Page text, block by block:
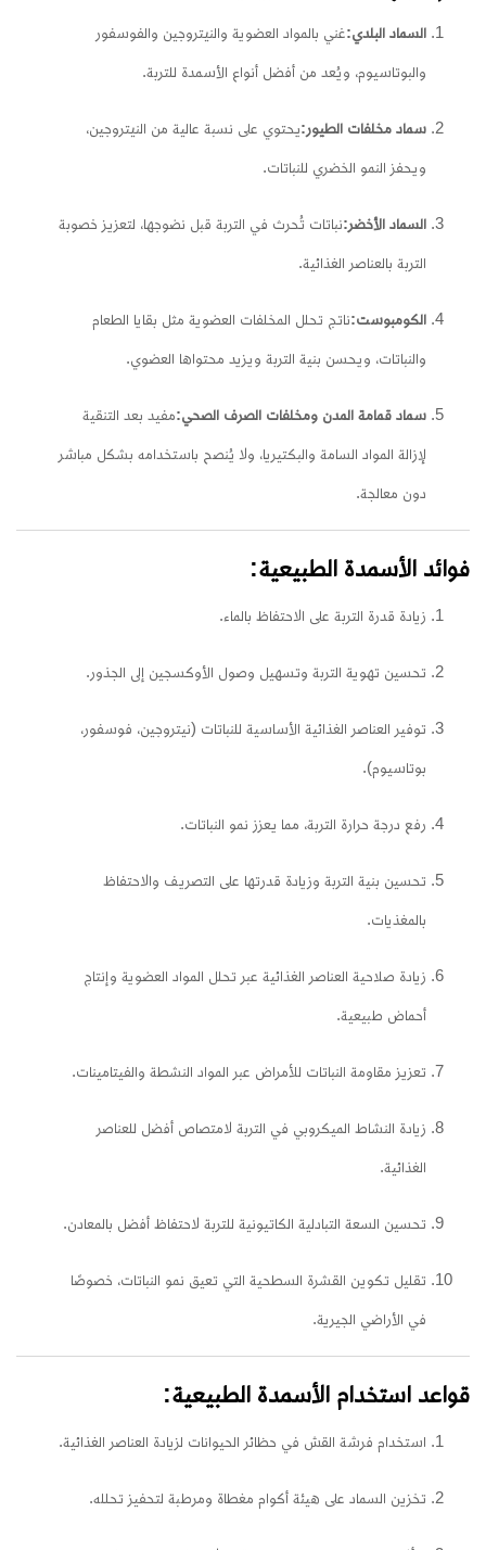
السماد البلدي:غني بالمواد العضوية والنيتروجين والفوسفور
والبوتاسيوم، ويُعد من أفضل أنواع الأسمدة للتربة.
سماد مخلفات الطيور:يحتوي على نسبة عالية من النيتروجين،
ويحفز النمو الخضري للنباتات.
السماد الأخضر:نباتات تُحرث في التربة قبل نضوجها، لتعزيز خصوبة
التربة بالعناصر الغذائية.
الكومبوست:ناتج تحلل المخلفات العضوية مثل بقايا الطعام
والنباتات، ويحسن بنية التربة ويزيد محتواها العضوي.
سماد قمامة المدن ومخلفات الصرف الصحي:مفيد بعد التنقية
لإزالة المواد السامة والبكتيريا، ولا يُنصح باستخدامه بشكل مباشر
دون معالجة.
فوائد الأسمدة الطبيعية:
زيادة قدرة التربة على الاحتفاظ بالماء.
تحسين تهوية التربة وتسهيل وصول الأوكسجين إلى الجذور.
توفير العناصر الغذائية الأساسية للنباتات (نيتروجين، فوسفور،
بوتاسيوم).
رفع درجة حرارة التربة، مما يعزز نمو النباتات.
تحسين بنية التربة وزيادة قدرتها على التصريف والاحتفاظ
بالمغذيات.
زيادة صلاحية العناصر الغذائية عبر تحلل المواد العضوية وإنتاج
أحماض طبيعية.
تعزيز مقاومة النباتات للأمراض عبر المواد النشطة والفيتامينات.
زيادة النشاط الميكروبي في التربة لامتصاص أفضل للعناصر
الغذائية.
تحسين السعة التبادلية الكاتيونية للتربة لاحتفاظ أفضل بالمعادن.
تقليل تكوين القشرة السطحية التي تعيق نمو النباتات، خصوصًا
في الأراضي الجيرية.
قواعد استخدام الأسمدة الطبيعية:
استخدام فرشة القش في حظائر الحيوانات لزيادة العناصر الغذائية.
تخزين السماد على هيئة أكوام مغطاة ومرطبة لتحفيز تحلله.